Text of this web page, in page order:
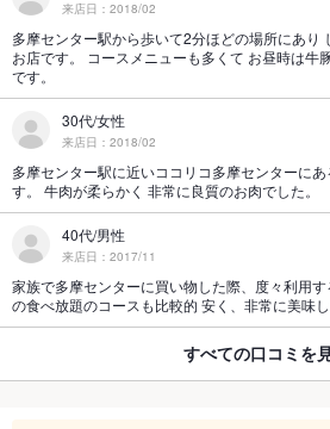
来店日：2018/02
多摩センター駅から歩いて2分ほどの場所にあり
お店です。 コースメニューも多くて お昼時は牛
です。
30代/女性
来店日：2018/02
多摩センター駅に近いココリコ多摩センターに
す。 牛肉が柔らかく 非常に良質のお肉でした。
40代/男性
来店日：2017/11
家族で多摩センターに買い物した際、度々利用
の食べ放題のコースも比較的 安く、非常に美味し
すべての口コミを